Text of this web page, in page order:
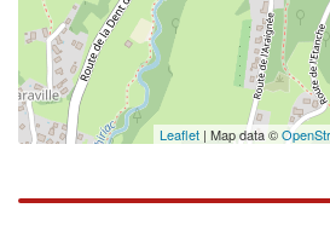
Leaflet | Map data ©